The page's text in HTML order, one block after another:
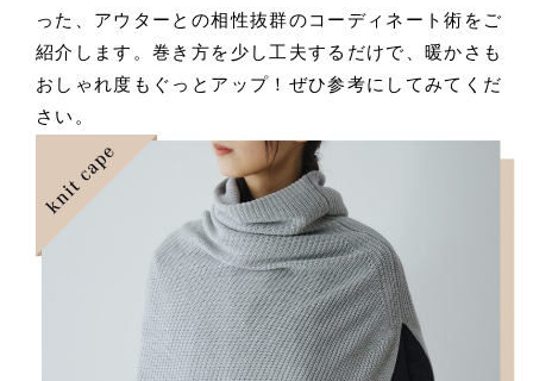
った、アウターとの相性抜群のコーディネート術をご
紹介します。巻き方を少し工夫するだけで、暖かさも
おしゃれ度もぐっとアップ！ぜひ参考にしてみてくだ
さい。